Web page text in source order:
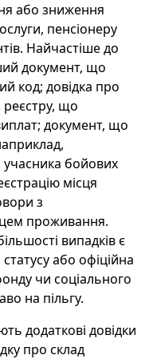
або зниження
пенсіонеру
Найчастіше до
документ, що
код; довідка про
реєстру, що
документ, що
учасника бойових
місця
з
проживання.
випадків є
або офіційна
чи соціального
на пільгу.
додаткові довідки
про склад